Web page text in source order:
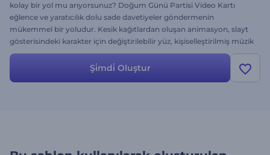
kolay bir yol mu arıyorsunuz? Doğum Günü Partisi Video Kartı
eğlence ve yaratıcılık dolu sade davetiyeler göndermenin
mükemmel bir yoludur. Kesik kağıtlardan oluşan animasyon, slayt
gösterisindeki karakter için değiştirilebilir yüz, kişiselleştirilmiş müzik
ve metin ile bu şablon tamamıyla siz ve arkadaşlarınız için
tasarlanmıştır. Hemen deneyin! Ücretsiz.
Şi̇mdi̇ Oluştur